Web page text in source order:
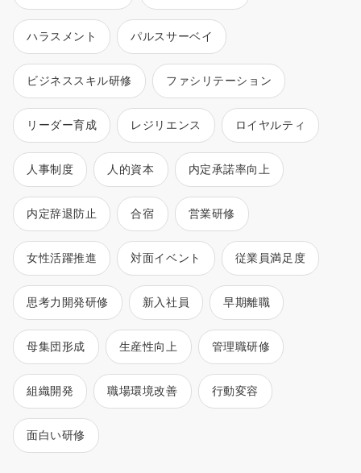
ハラスメント パルスサーベイ
ビジネススキル研修 ファシリテーション
リーダー育成 レジリエンス ロイヤルティ
人事制度 人的資本 内定承諾率向上
内定辞退防止 合宿 営業研修
女性活躍推進 対面イベント 従業員満足度
思考力開発研修 新入社員 早期離職
母集団形成 生産性向上 管理職研修
組織開発 職場環境改善 行動変容
面白い研修